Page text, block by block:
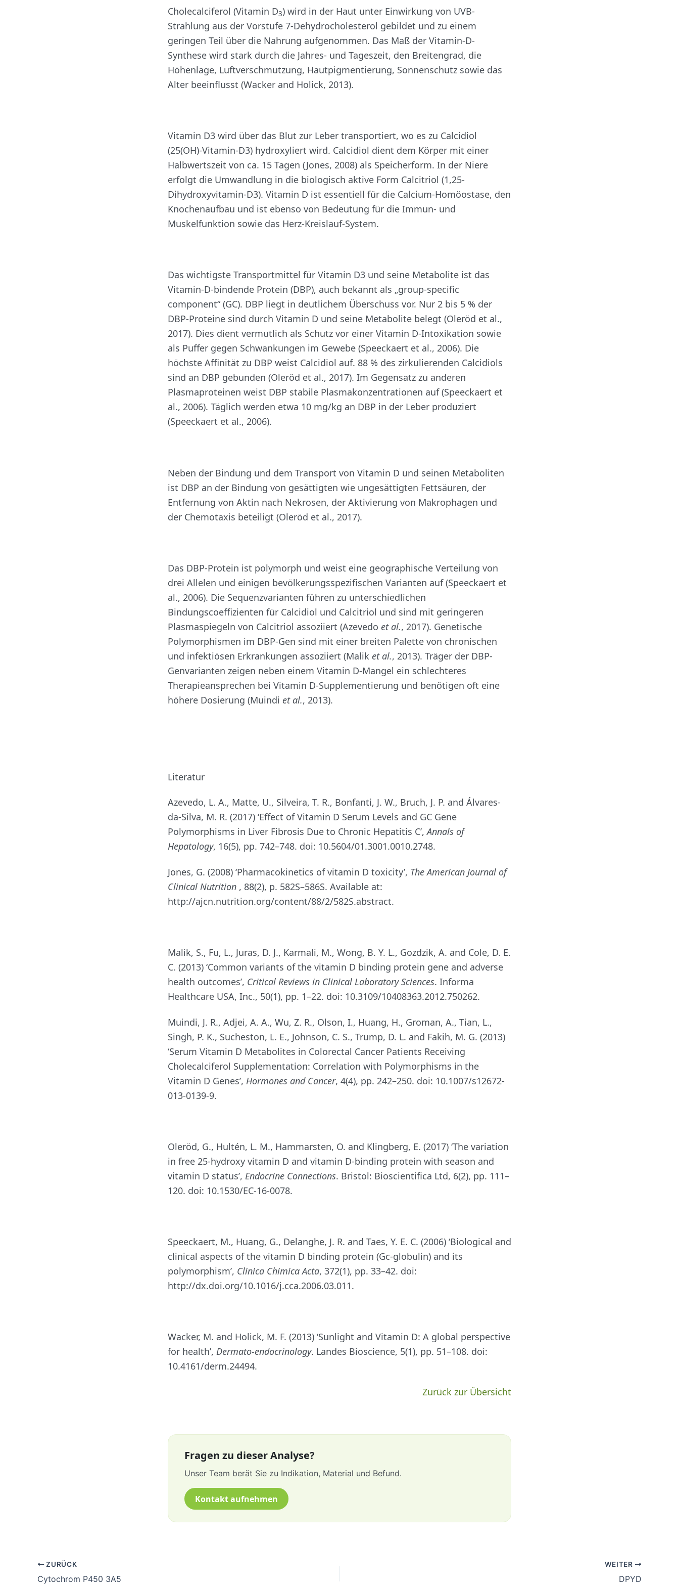
Cholecalciferol (Vitamin D3) wird in der Haut unter Einwirkung von UVB-
Strahlung aus der Vorstufe 7‑Dehydrocholesterol gebildet und zu einem
geringen Teil über die Nahrung aufgenommen. Das Maß der Vitamin-D-
Synthese wird stark durch die Jahres- und Tageszeit, den Breitengrad, die
Höhenlage, Luftverschmutzung, Hautpigmentierung, Sonnenschutz sowie das
Alter beeinflusst (Wacker and Holick, 2013).
Vitamin D3 wird über das Blut zur Leber transportiert, wo es zu Calcidiol
(25(OH)-Vitamin-D3) hydroxyliert wird. Calcidiol dient dem Körper mit einer
Halbwertszeit von ca. 15 Tagen (Jones, 2008) als Speicherform. In der Niere
erfolgt die Umwandlung in die biologisch aktive Form Calcitriol (1,25-
Dihydroxyvitamin-D3). Vitamin D ist essentiell für die Calcium-Homöostase, den
Knochenaufbau und ist ebenso von Bedeutung für die Immun- und
Muskelfunktion sowie das Herz-Kreislauf-System.
Das wichtigste Transportmittel für Vitamin D3 und seine Metabolite ist das
Vitamin-D-bindende Protein (DBP), auch bekannt als „group-specific
component“ (GC). DBP liegt in deutlichem Überschuss vor. Nur 2 bis 5 % der
DBP-Proteine sind durch Vitamin D und seine Metabolite belegt (Oleröd et al.,
2017). Dies dient vermutlich als Schutz vor einer Vitamin D-Intoxikation sowie
als Puffer gegen Schwankungen im Gewebe (Speeckaert et al., 2006). Die
höchste Affinität zu DBP weist Calcidiol auf. 88 % des zirkulierenden Calcidiols
sind an DBP gebunden (Oleröd et al., 2017). Im Gegensatz zu anderen
Plasmaproteinen weist DBP stabile Plasmakonzentrationen auf (Speeckaert et
al., 2006). Täglich werden etwa 10 mg/kg an DBP in der Leber produziert
(Speeckaert et al., 2006).
Neben der Bindung und dem Transport von Vitamin D und seinen Metaboliten
ist DBP an der Bindung von gesättigten wie ungesättigten Fettsäuren, der
Entfernung von Aktin nach Nekrosen, der Aktivierung von Makrophagen und
der Chemotaxis beteiligt (Oleröd et al., 2017).
Das DBP-Protein ist polymorph und weist eine geographische Verteilung von
drei Allelen und einigen bevölkerungsspezifischen Varianten auf (Speeckaert et
al., 2006). Die Sequenzvarianten führen zu unterschiedlichen
Bindungscoeffizienten für Calcidiol und Calcitriol und sind mit geringeren
Plasmaspiegeln von Calcitriol assoziiert (Azevedo et al., 2017). Genetische
Polymorphismen im DBP-Gen sind mit einer breiten Palette von chronischen
und infektiösen Erkrankungen assoziiert (Malik et al., 2013). Träger der DBP-
Genvarianten zeigen neben einem Vitamin D-Mangel ein schlechteres
Therapieansprechen bei Vitamin D-Supplementierung und benötigen oft eine
höhere Dosierung (Muindi et al., 2013).
Literatur
Azevedo, L. A., Matte, U., Silveira, T. R., Bonfanti, J. W., Bruch, J. P. and Álvares-
da-Silva, M. R. (2017) ‘Effect of Vitamin D Serum Levels and GC Gene
Polymorphisms in Liver Fibrosis Due to Chronic Hepatitis C’,Annals of
Hepatology, 16(5), pp. 742–748. doi: 10.5604/01.3001.0010.2748.
Jones, G. (2008) ‘Pharmacokinetics of vitamin D toxicity’, The American Journal of
Clinical Nutrition , 88(2), p. 582S–586S. Available at:
http://ajcn.nutrition.org/content/88/2/582S.abstract.
Malik, S., Fu, L., Juras, D. J., Karmali, M., Wong, B. Y. L., Gozdzik, A. and Cole, D. E.
C. (2013) ‘Common variants of the vitamin D binding protein gene and adverse
health outcomes’, Critical Reviews in Clinical Laboratory Sciences. Informa
Healthcare USA, Inc., 50(1), pp. 1–22. doi: 10.3109/10408363.2012.750262.
Muindi, J. R., Adjei, A. A., Wu, Z. R., Olson, I., Huang, H., Groman, A., Tian, L.,
Singh, P. K., Sucheston, L. E., Johnson, C. S., Trump, D. L. and Fakih, M. G. (2013)
‘Serum Vitamin D Metabolites in Colorectal Cancer Patients Receiving
Cholecalciferol Supplementation: Correlation with Polymorphisms in the
Vitamin D Genes’, Hormones and Cancer, 4(4), pp. 242–250. doi: 10.1007/s12672-
013-0139-9.
Oleröd, G., Hultén, L. M., Hammarsten, O. and Klingberg, E. (2017) ‘The variation
in free 25-hydroxy vitamin D and vitamin D-binding protein with season and
vitamin D status’, Endocrine Connections. Bristol: Bioscientifica Ltd, 6(2), pp. 111–
120. doi: 10.1530/EC-16-0078.
Speeckaert, M., Huang, G., Delanghe, J. R. and Taes, Y. E. C. (2006) ‘Biological and
clinical aspects of the vitamin D binding protein (Gc-globulin) and its
polymorphism’, Clinica Chimica Acta, 372(1), pp. 33–42. doi:
http://dx.doi.org/10.1016/j.cca.2006.03.011.
Wacker, M. and Holick, M. F. (2013) ‘Sunlight and Vitamin D: A global perspective
for health’, Dermato-endocrinology. Landes Bioscience, 5(1), pp. 51–108. doi:
10.4161/derm.24494.
Zurück zur Übersicht
Fragen zu dieser Analyse?
Unser Team berät Sie zu Indikation, Material und Befund.
Kontakt aufnehmen
ZURÜCK
Cytochrom P450 3A5
WEITER
DPYD